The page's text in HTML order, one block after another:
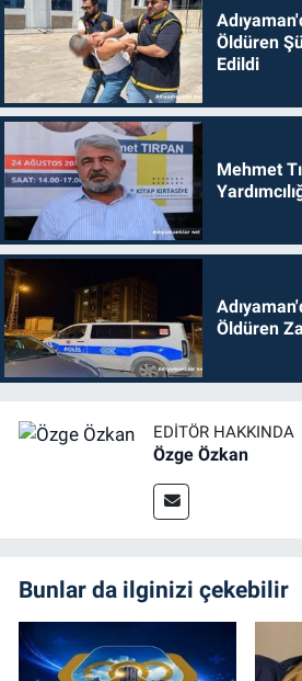
Öldüren
Edildi
Mehmet
Öldüren
EDITÖR HAKKINDA
Özge Özkan
Bunlar da ilginizi çekebilir